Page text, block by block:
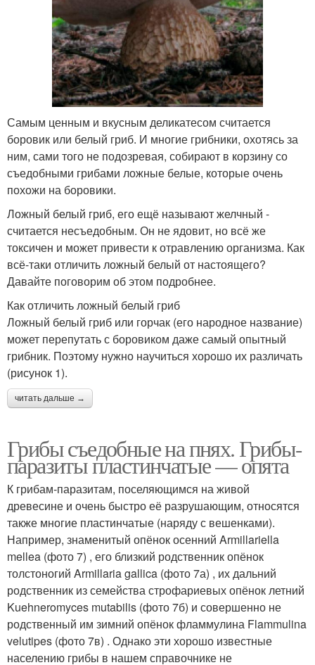
Самым ценным и вкусным деликатесом считается
боровик или белый гриб. И многие грибники, охотясь за
ним, сами того не подозревая, собирают в корзину со
съедобными грибами ложные белые, которые очень
похожи на боровики.
Ложный белый гриб, его ещё называют желчный -
считается несъедобным. Он не ядовит, но всё же
токсичен и может привести к отравлению организма. Как
всё-таки отличить ложный белый от настоящего?
Давайте поговорим об этом подробнее.
Как отличить ложный белый гриб
Ложный белый гриб или горчак (его народное название)
может перепутать с боровиком даже самый опытный
грибник. Поэтому нужно научиться хорошо их различать
(рисунок 1).
читать дальше →
Грибы съедобные на пнях. Грибы-
паразиты пластинчатые — опята
К грибам-паразитам, поселяющимся на живой
древесине и очень быстро её разрушающим, относятся
также многие пластинчатые (наряду с вешенками).
Например, знаменитый опёнок осенний Armillariella
mellea (фото 7) , его близкий родственник опёнок
толстоногий Armillaria gallica (фото 7а) , их дальний
родственник из семейства строфариевых опёнок летний
Kuehneromyces mutabilis (фото 7б) и совершенно не
родственный им зимний опёнок фламмулина Flammulina
velutipes (фото 7в) . Однако эти хорошо известные
населению грибы в нашем справочнике не